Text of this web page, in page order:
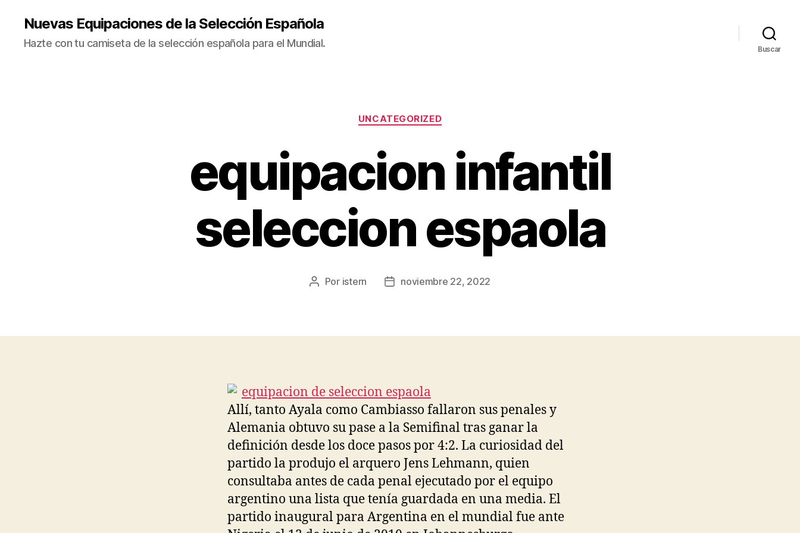
Nuevas Equipaciones de la Selección Española
Hazte con tu camiseta de la selección española para el Mundial. Buscar
Categorías
UNCATEGORIZED
equipacion infantil
seleccion espaola
Autor
Por istern
Fechanoviembre 22, 2022
Allí, tanto Ayala como Cambiasso fallaron sus penales y
Alemania obtuvo su pase a la Semifinal tras ganar la
definición desde los doce pasos por 4:2. La curiosidad del
partido la produjo el arquero Jens Lehmann, quien
consultaba antes de cada penal ejecutado por el equipo
argentino una lista que tenía guardada en una media. El
partido inaugural para Argentina en el mundial fue ante